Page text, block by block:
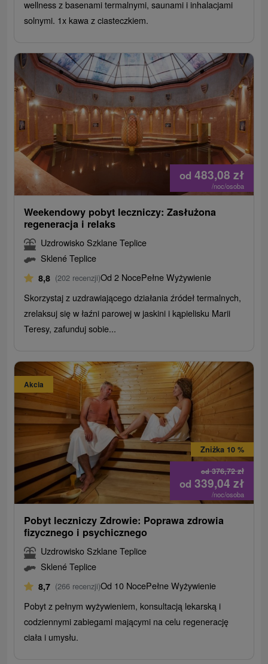
wellness z basenami termalnymi, saunami i inhalacjami
solnymi. 1x kawa z ciasteczkiem.
od 483,08 zł
/noc/osoba
Weekendowy pobyt leczniczy: Zasłużona
regeneracja i relaks
Uzdrowisko Szklane Teplice
Sklené Teplice
8,8 (202 recenzji)Od 2 NocePełne Wyżywienie
Skorzystaj z uzdrawiającego działania źródeł termalnych,
zrelaksuj się w łaźni parowej w jaskini i kąpielisku Marii
Teresy, zafunduj sobie...
Akcia
od376,72zł
Zniżka 10 %
od 339,04 zł
/noc/osoba
Pobyt leczniczy Zdrowie: Poprawa zdrowia
fizycznego i psychicznego
Uzdrowisko Szklane Teplice
Sklené Teplice
8,7 (266 recenzji)Od 10 NocePełne Wyżywienie
Pobyt z pełnym wyżywieniem, konsultacją lekarską i
codziennymi zabiegami mającymi na celu regenerację
ciała i umysłu.